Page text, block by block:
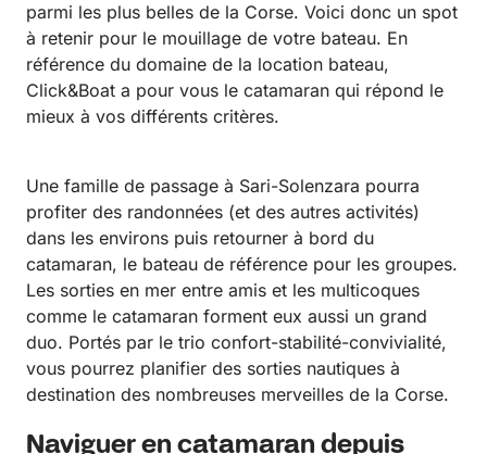
parmi les plus belles de la Corse. Voici donc un spot
à retenir pour le mouillage de votre bateau. En
référence du domaine de la location bateau,
Click&Boat a pour vous le catamaran qui répond le
mieux à vos différents critères.
Une famille de passage à Sari-Solenzara pourra
profiter des randonnées (et des autres activités)
dans les environs puis retourner à bord du
catamaran, le bateau de référence pour les groupes.
Les sorties en mer entre amis et les multicoques
comme le catamaran forment eux aussi un grand
duo. Portés par le trio confort-stabilité-convivialité,
vous pourrez planifier des sorties nautiques à
destination des nombreuses merveilles de la Corse.
Naviguer en catamaran depuis